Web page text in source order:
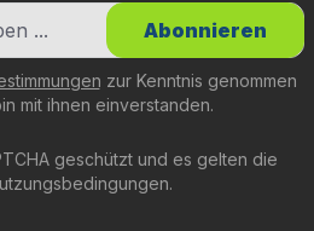
geschützt und es gelten die
.
zur Kenntnis genommen
mit ihnen einverstanden.
Abonnieren